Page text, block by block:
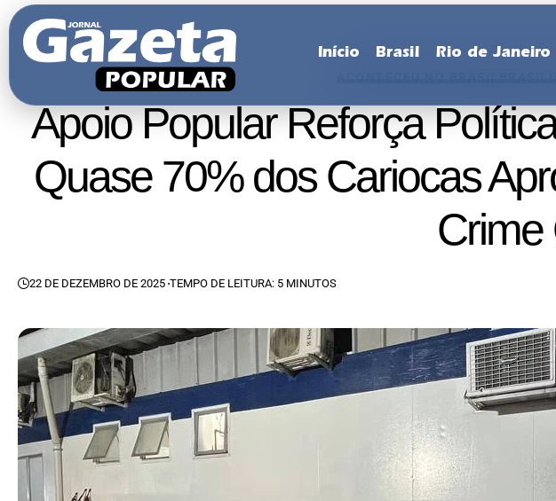
Início Brasil Rio de Janeiro
Apoio Popular Reforça
Quase 70% dos Cariocas
Crime
22 DE DEZEMBRO DE 2025 TEMPO DE LEITURA: 5 MINUTOS